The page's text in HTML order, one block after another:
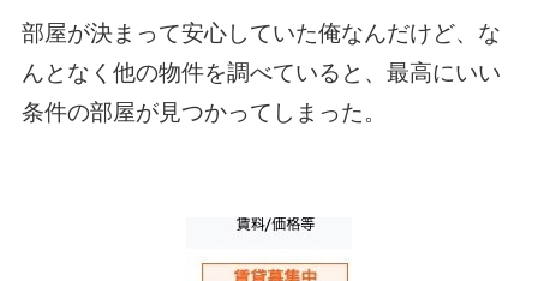
部屋が決まって安心していた俺なんだけど、な
んとなく他の物件を調べていると、最高にいい
条件の部屋が見つかってしまった。